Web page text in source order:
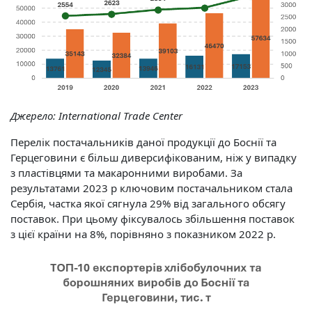
Джерело:International Trade Center
Перелік постачальників даної продукції до Боснії та
Герцеговини є більш диверсифікованим, ніж у випадку
з пластівцями та макаронними виробами. За
результатами 2023 р ключовим постачальником стала
Сербія, частка якої сягнула 29% від загального обсягу
поставок. При цьому фіксувалось збільшення поставок
з цієї країни на 8%, порівняно з показником 2022 р.